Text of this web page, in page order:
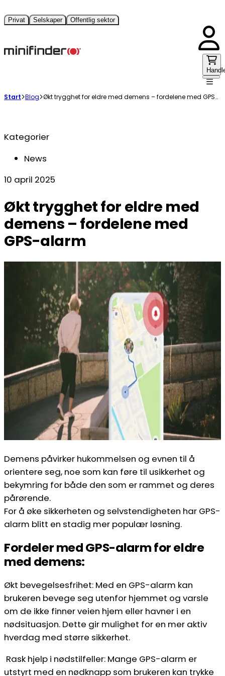
Privat Selskaper Offentlig sektor
Start Blog Økt trygghet for eldre med demens – fordelene med GPS-alarm
Kategorier
News
10 april 2025
Økt trygghet for eldre med
demens – fordelene med
GPS-alarm
Demens påvirker hukommelsen og evnen til å
orientere seg, noe som kan føre til usikkerhet og
bekymring for både den som er rammet og deres
pårørende.
For å øke sikkerheten og selvstendigheten har GPS-
alarm blitt en stadig mer populær løsning.
Fordeler med GPS-alarm for eldre
med demens:
Økt bevegelsesfrihet: Med en GPS-alarm kan
brukeren bevege seg utenfor hjemmet og varsle
om de ikke finner veien hjem eller havner i en
nødsituasjon. Dette gir mulighet for en mer aktiv
hverdag med større sikkerhet.
Rask hjelp i nødstilfeller: Mange GPS-alarm er
utstyrt med en nødknapp som brukeren kan trykke